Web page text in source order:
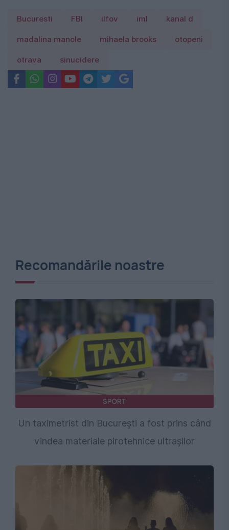
Bucuresti FBI ilfov iml kanal d
madalina manole mihaela brooks otopeni
otrava sinucidere
Recomandările noastre
SPORT
Un taximetrist din București a fost prins când
vindea materiale pirotehnice ultrașilor